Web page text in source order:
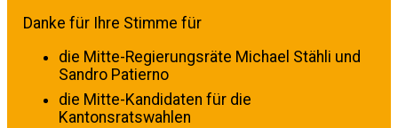
Danke für Ihre Stimme für
die Mitte-Regierungsräte Michael Stähli und
Sandro Patierno
die Mitte-Kandidaten für die
Kantonsratswahlen